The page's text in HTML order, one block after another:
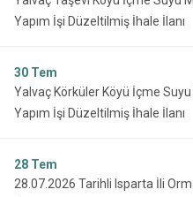
Yapım İşi Düzeltilmiş İhale İlanı
30 Tem
Yalvaç Körküler Köyü İçme
Yapım İşi Düzeltilmiş İhale İlanı
28 Tem
28.07.2026 Tarihli Isparta İli